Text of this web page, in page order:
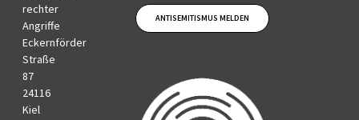
rechter
Angriffe
Eckernförder
Straße
87
24116
Kiel
ANTISEMITISMUS MELDEN